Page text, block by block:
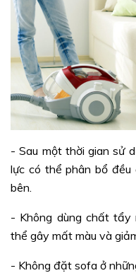
- Sau một thời gian sử
lực có thể phân bổ
bên.
- Không dùng chất
thể gây mất màu và
- Không đặt sofa ở